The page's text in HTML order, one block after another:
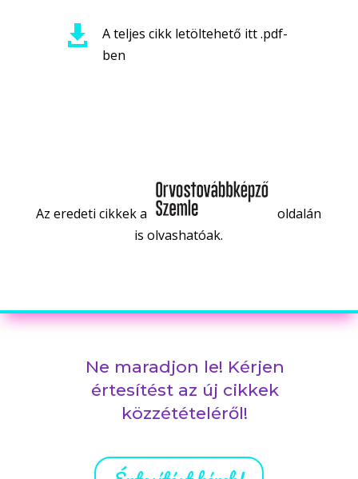

A teljes cikk letöltehető itt .pdf-
ben
Az eredeti cikkek a
oldalán
is olvashatóak.
Ne maradjon le! Kérjen
értesítést az új cikkek
közzétételéről!